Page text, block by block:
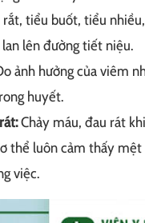
tiểu buốt, tiểu
lên đường tiết niệu.
ảnh hưởng của viêm
huyết.
Chảy máu, đau rát
thể luôn cảm thấy
việc.